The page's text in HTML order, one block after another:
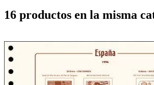
16 productos en la misma